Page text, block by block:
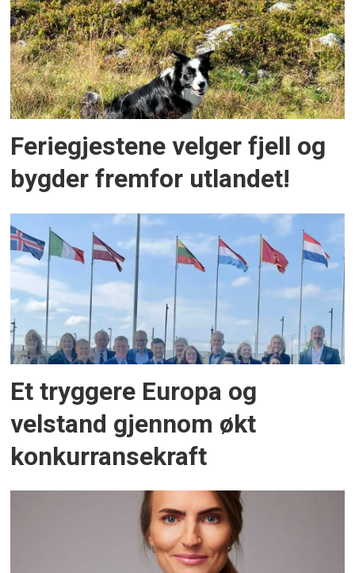
Feriegjestene velger fjell og
bygder fremfor utlandet!
Et tryggere Europa og
velstand gjennom økt
konkurransekraft